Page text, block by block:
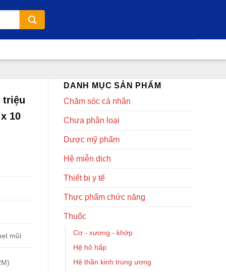
DANH MỤC SẢN PHẨM
Chăm sóc cá nhân
Chưa phân loại
Dược mỹ phẩm
Hệ miễn dịch
Thiết bị y tế
Thực phẩm chức năng
Thuốc
Cơ - xương - khớp
Hệ hô hấp
Hệ thần kinh trung ương
triệu
10
mũi